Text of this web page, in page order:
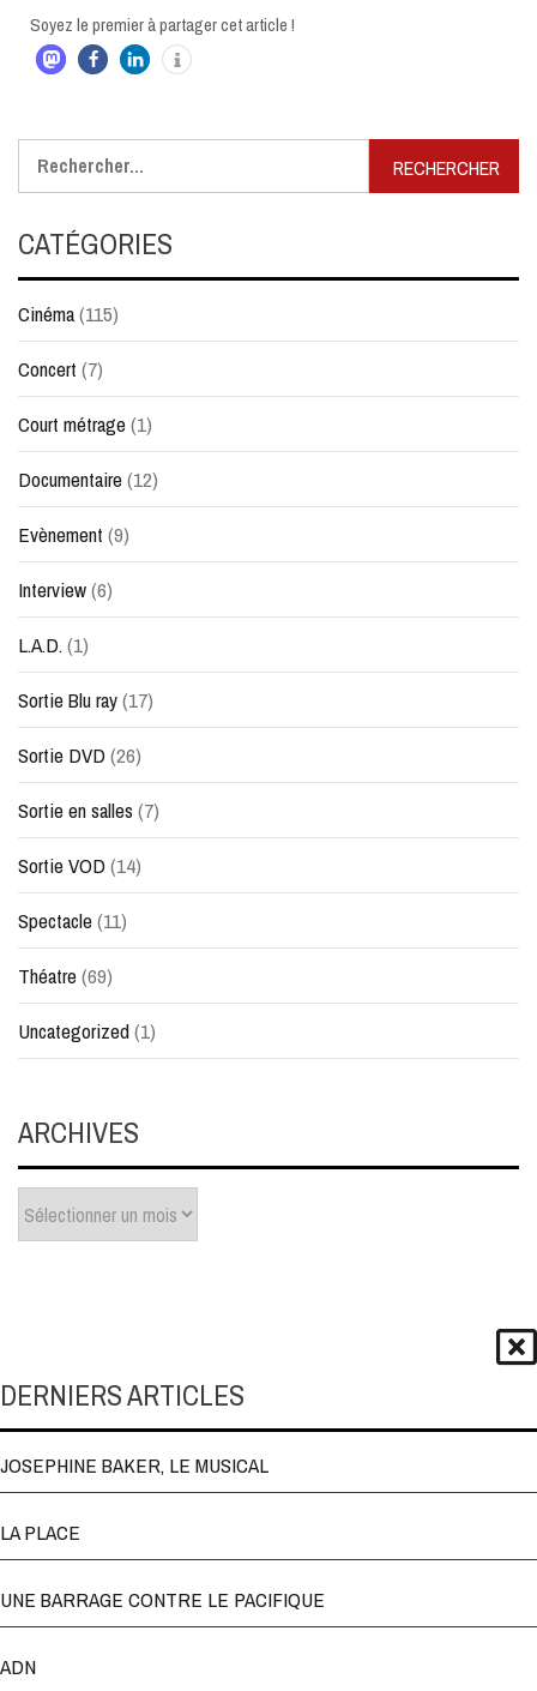
Soyez le premier à partager cet article !
Rechercher :
CATÉGORIES
Cinéma(115)
Concert (7)
Court métrage(1)
Documentaire(12)
Evènement (9)
Interview(6)
L.A.D.(1)
Sortie Blu ray(17)
Sortie DVD(26)
Sortie en salles(7)
Sortie VOD(14)
Spectacle(11)
Théatre(69)
Uncategorized(1)
ARCHIVES
DERNIERS ARTICLES
JOSEPHINE BAKER, LE MUSICAL
LA PLACE
UNE BARRAGE CONTRE LE PACIFIQUE
ADN